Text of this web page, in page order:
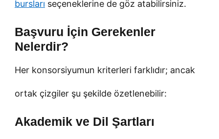
bursları seçeneklerine de göz atabilirsiniz.
Başvuru İçin Gerekenler
Nelerdir?
Her konsorsiyumun kriterleri farklıdır; ancak
ortak çizgiler şu şekilde özetlenebilir:
Akademik ve Dil Şartları